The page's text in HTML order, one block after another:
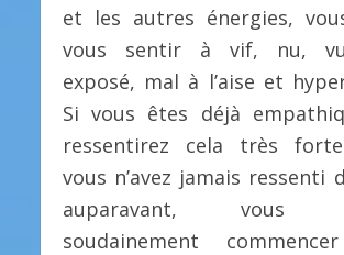
et les autres énergies,
vous sentir à vif, nu,
exposé, mal à l’aise et
Si vous êtes déjà
ressentirez cela très
vous n’avez jamais ressenti
auparavant, vous
soudainement